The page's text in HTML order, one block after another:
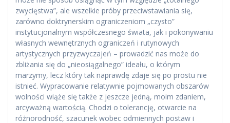
zwycięstwa”, ale wszelkie próby przeciwstawiania się,
zarówno doktrynerskim ograniczeniom „czysto”
instytucjonalnym współczesnego świata, jak i pokonywaniu
własnych wewnętrznych ograniczeń i rutynowych
artystycznych przyzwyczajeń – prowadzić nas może do
zbliżania się do „nieosiągalnego” ideału, o którym
marzymy, lecz który tak naprawdę zdaje się po prostu nie
istnieć. Wypracowanie relatywnie pojmowanych obszarów
wolności wiąże się także z jeszcze jedną, moim zdaniem,
arcyważną wartością. Chodzi o tolerancję, otwarcie na
różnorodność, szacunek wobec odmiennych postaw i